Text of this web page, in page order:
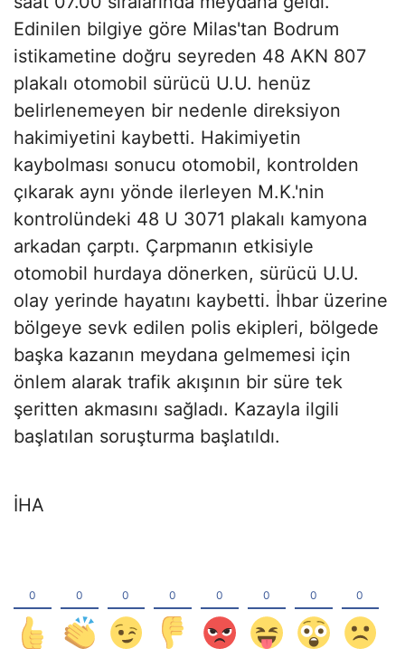
Edinilen bilgiye göre Milas'tan Bodrum
istikametine doğru seyreden 48 AKN 807
plakalı otomobil sürücü U.U. henüz
belirlenemeyen bir nedenle direksiyon
hakimiyetini kaybetti. Hakimiyetin
kaybolması sonucu otomobil, kontrolden
çıkarak aynı yönde ilerleyen M.K.'nin
kontrolündeki 48 U 3071 plakalı kamyona
arkadan çarptı. Çarpmanın etkisiyle
otomobil hurdaya dönerken, sürücü U.U.
olay yerinde hayatını kaybetti. İhbar üzerine
bölgeye sevk edilen polis ekipleri, bölgede
başka kazanın meydana gelmemesi için
önlem alarak trafik akışının bir süre tek
şeritten akmasını sağladı. Kazayla ilgili
başlatılan soruşturma başlatıldı.
İHA